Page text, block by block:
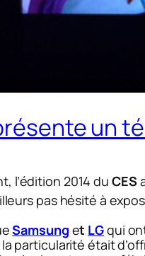
un
l’édition 2014 du CES
pas hésité à
Samsung et LGqui
particularité était